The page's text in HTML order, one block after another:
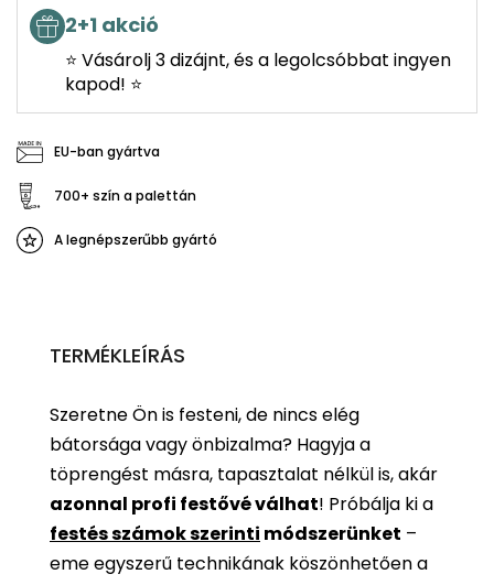
2+1 akció
⭐ Vásárolj 3 dizájnt, és a legolcsóbbat ingyen
kapod! ⭐
EU-ban gyártva
700+ szín a palettán
A legnépszerűbb gyártó
TERMÉKLEÍRÁS
Szeretne Ön is festeni, de nincs elég
bátorsága vagy önbizalma? Hagyja a
töprengést másra, tapasztalat nélkül is, akár
azonnal profi festővé válhat! Próbálja ki a
festés számok szerinti módszerünket –
eme egyszerű technikának köszönhetően a